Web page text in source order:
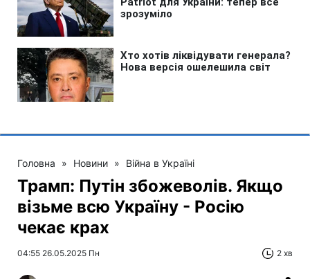
Головна » Новини » Війна в Україні
Трамп: Путін збожеволів. Якщо
візьме всю Україну - Росію
чекає крах
04:55 26.05.2025 Пн 2 хв